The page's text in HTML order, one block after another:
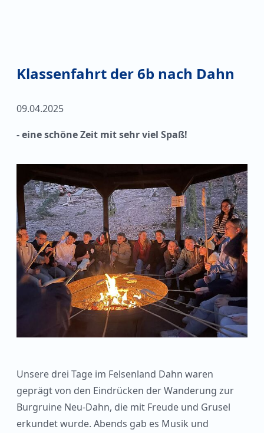
Klassenfahrt der 6b nach Dahn
09.04.2025
- eine schöne Zeit mit sehr viel Spaß!
Unsere drei Tage im Felsenland Dahn waren
geprägt von den Eindrücken der Wanderung zur
Burgruine Neu-Dahn, die mit Freude und Grusel
erkundet wurde. Abends gab es Musik und